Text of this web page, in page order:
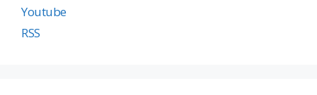
Youtube
RSS